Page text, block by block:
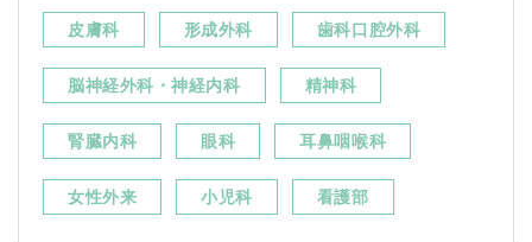
皮膚科 形成外科 歯科口腔外科
脳神経外科・神経内科 精神科
腎臓内科 眼科 耳鼻咽喉科
女性外来 小児科 看護部